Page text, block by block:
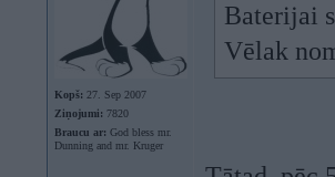
Kopš: 27. Sep 2007
Ziņojumi: 7820
Braucu ar: God bless mr.
Dunning and mr. Kruger
Baterijai
Vēlak